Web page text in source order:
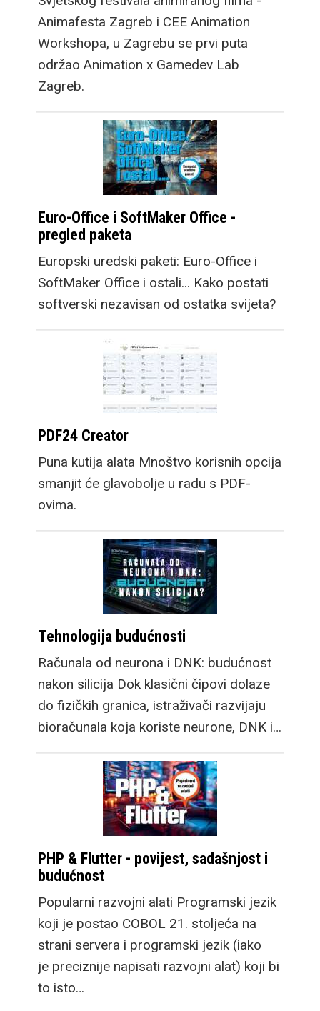
Animafesta Zagreb i CEE Animation
Workshopa, u Zagrebu se prvi puta
održao Animation x Gamedev Lab
Zagreb.
Euro-Office i SoftMaker Office -
pregled paketa
Europski uredski paketi: Euro-Office i
SoftMaker Office i ostali... Kako postati
softverski nezavisan od ostatka svijeta?
PDF24 Creator
Puna kutija alata Mnoštvo korisnih opcija
smanjit će glavobolje u radu s PDF-
ovima.
Tehnologija budućnosti
Računala od neurona i DNK: budućnost
nakon silicija Dok klasični čipovi dolaze
do fizičkih granica, istraživači razvijaju
bioračunala koja koriste neurone, DNK i…
PHP & Flutter - povijest, sadašnjost i
budućnost
Popularni razvojni alati Programski jezik
koji je postao COBOL 21. stoljeća na
strani servera i programski jezik (iako
je preciznije napisati razvojni alat) koji bi
to isto…